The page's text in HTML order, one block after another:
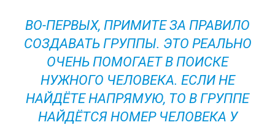
ВО-ПЕРВЫХ, ПРИМИТЕ ЗА ПРАВИЛО
СОЗДАВАТЬ ГРУППЫ. ЭТО РЕАЛЬНО
ОЧЕНЬ ПОМОГАЕТ В ПОИСКЕ
НУЖНОГО ЧЕЛОВЕКА. ЕСЛИ НЕ
НАЙДЁТЕ НАПРЯМУЮ, ТО В ГРУППЕ
НАЙДЁТСЯ НОМЕР ЧЕЛОВЕКА У